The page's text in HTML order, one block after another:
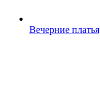
Вечерние платья